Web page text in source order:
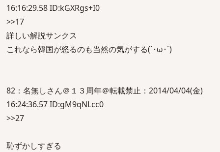
16:16:29.58 ID:kGXRgs+I0
>>17
詳しい解説サンクス
これなら韓国が怒るのも当然の気がする(´･ω･`)
82：名無しさん＠１３周年＠転載禁止：2014/04/04(金)
16:24:36.57 ID:gM9qNLcc0
>>27
恥ずかしすぎる